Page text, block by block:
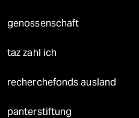
genossenschaft
taz zahl ich
recherchefonds ausland
panterstiftung